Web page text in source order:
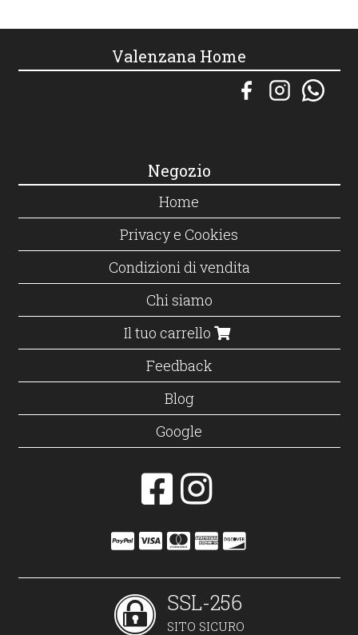
Valenzana Home
Negozio
Home
Privacy e Cookies
Condizioni di vendita
Chi siamo
Il tuo carrello
Feedback
Blog
Google
SSL-256
SITO SICURO